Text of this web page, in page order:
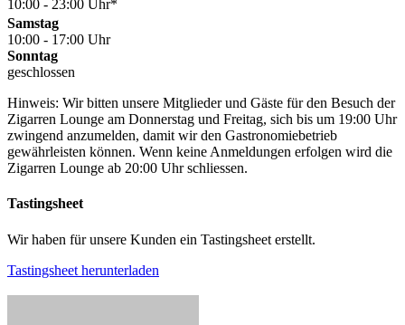
10:00 - 23:00 Uhr*
Samstag
10:00 - 17:00 Uhr
Sonntag
geschlossen
Hinweis: Wir bitten unsere Mitglieder und Gäste für den Besuch der
Zigarren Lounge am Donnerstag und Freitag, sich bis um 19:00 Uhr
zwingend anzumelden, damit wir den Gastronomiebetrieb
gewährleisten können. Wenn keine Anmeldungen erfolgen wird die
Zigarren Lounge ab 20:00 Uhr schliessen.
Tastingsheet
Wir haben für unsere Kunden ein Tastingsheet erstellt.
Tastingsheet herunterladen